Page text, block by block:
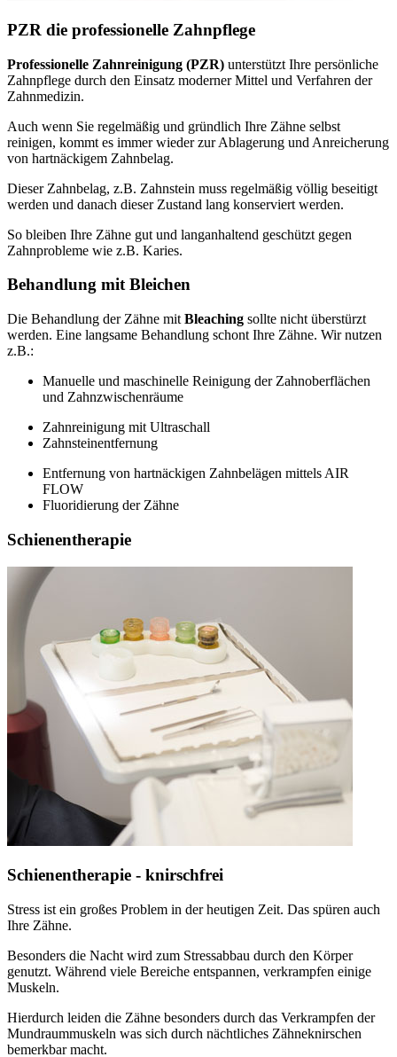
PZR die professionelle Zahnpflege
Professionelle Zahnreinigung (PZR) unterstützt Ihre persönliche
Zahnpflege durch den Einsatz moderner Mittel und Verfahren der
Zahnmedizin.
Auch wenn Sie regelmäßig und gründlich Ihre Zähne selbst
reinigen, kommt es immer wieder zur Ablagerung und Anreicherung
von hartnäckigem Zahnbelag.
Dieser Zahnbelag, z.B. Zahnstein muss regelmäßig völlig beseitigt
werden und danach dieser Zustand lang konserviert werden.
So bleiben Ihre Zähne gut und langanhaltend geschützt gegen
Zahnprobleme wie z.B. Karies.
Behandlung mit Bleichen
Die Behandlung der Zähne mit Bleaching sollte nicht überstürzt
werden. Eine langsame Behandlung schont Ihre Zähne. Wir nutzen
z.B.:
Manuelle und maschinelle Reinigung der Zahnoberflächen
und Zahnzwischenräume
Zahnreinigung mit Ultraschall
Zahnsteinentfernung
Entfernung von hartnäckigen Zahnbelägen mittels AIR
FLOW
Fluoridierung der Zähne
Schienentherapie
Schienentherapie - knirschfrei
Stress ist ein großes Problem in der heutigen Zeit. Das spüren auch
Ihre Zähne.
Besonders die Nacht wird zum Stressabbau durch den Körper
genutzt. Während viele Bereiche entspannen, verkrampfen einige
Muskeln.
Hierdurch leiden die Zähne besonders durch das Verkrampfen der
Mundraummuskeln was sich durch nächtliches Zähneknirschen
bemerkbar macht.